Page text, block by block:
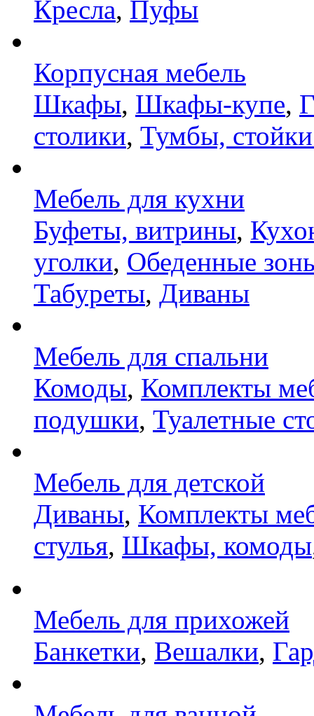
Кресла, Пуфы
Корпусная мебель
Шкафы, Шкафы-купе,
столики, Тумбы,
Мебель для кухни
Буфеты, витрины,
уголки, Обеденные
Табуреты, Диваны
Мебель для спальни
Комоды, Комплекты
подушки, Туалетные
Мебель для детской
Диваны, Комплекты
стулья, Шкафы, комоды
Мебель для прихожей
Банкетки, Вешалки,